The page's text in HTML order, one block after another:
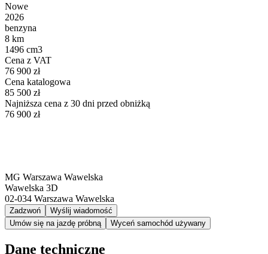
Nowe
2026
benzyna
8 km
1496 cm3
Cena z VAT
76 900 zł
Cena katalogowa
85 500 zł
Najniższa cena z 30 dni przed obniżką
76 900 zł
MG Warszawa Wawelska
Wawelska 3D
02-034 Warszawa Wawelska
Zadzwoń
Wyślij wiadomość
Umów się na jazdę próbną
Wyceń samochód używany
Dane techniczne